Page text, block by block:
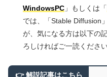
WindowsPC」もしくは「
では、「Stable Diffusion
が、気になる方は以下の
ろしければご一読ください